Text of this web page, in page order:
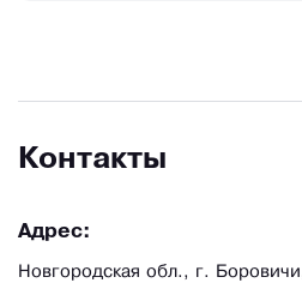
Контакты
Адрес:
Новгородская обл., г.